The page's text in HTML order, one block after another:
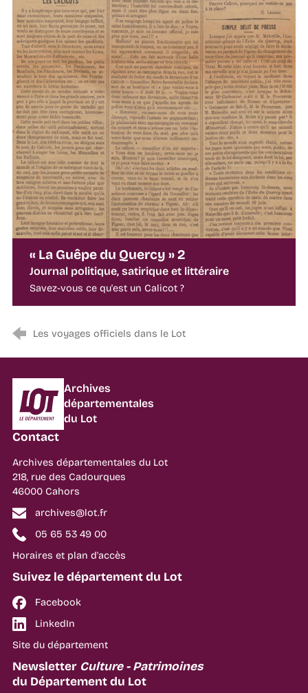
« La Guêpe du Quercy » 2
Journal politique, satirique et littéraire
Savez-vous ce qu'est un Calicot ?
Les voyages officiels dans le Lot
Département du Lot
Archives
départementales
du Lot
Contact
Archives départementales du Lot
218, rue des Cadourques
46000 Cahors
archives@lot.fr
05 65 53 49 00
Horaires et plan d'accès
Suivez le département du Lot
Facebook
LinkedIn
Site du département
Newsletter Culture - Patrimoines
du Département du Lot